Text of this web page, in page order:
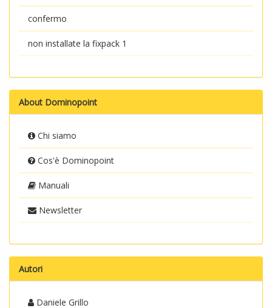
confermo
non installate la fixpack 1
About Dominopoint
Chi siamo
Cos'è Dominopoint
Manuali
Newsletter
Autori
Daniele Grillo